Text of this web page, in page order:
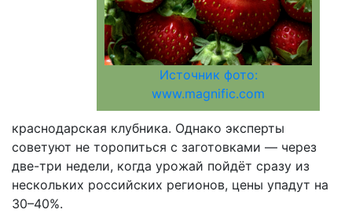
Источник фото:
www.magnific.com
краснодарская клубника. Однако эксперты
советуют не торопиться с заготовками — через
две-три недели, когда урожай пойдёт сразу из
нескольких российских регионов, цены упадут на
30–40%.